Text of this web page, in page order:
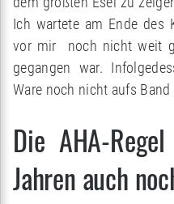
Ich wartete am Ende des
vor mir noch nicht weit
gegangen war.
Ware noch nicht aufs Band
Die AHA-
Jahren auch